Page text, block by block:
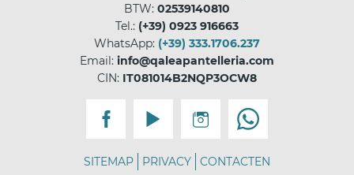
BTW: 02539140810
Tel.: (+39) 0923 916663
WhatsApp: (+39) 333.1706.237
Email: info@qaleapantelleria.com
CIN: IT081014B2NQP3OCW8
SITEMAP PRIVACY CONTACTEN